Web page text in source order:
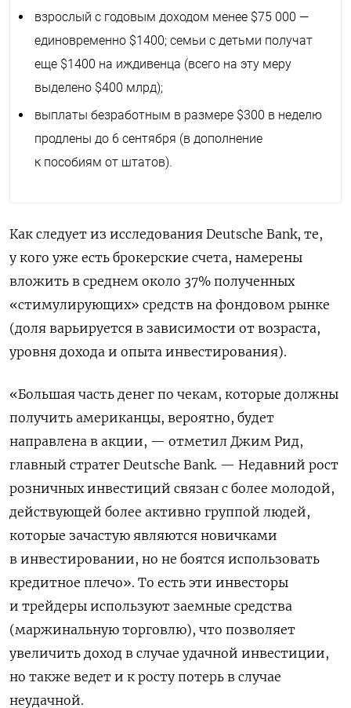
взрослый с годовым доходом менее $75 000 —
единовременно $1400; семьи с детьми получат
еще $1400 на иждивенца (всего на эту меру
выделено $400 млрд);
выплаты безработным в размере $300 в неделю
продлены до 6 сентября (в дополнение
к пособиям от штатов).
Как следует из исследования Deutsche Bank, те,
у кого уже есть брокерские счета, намерены
вложить в среднем около 37% полученных
«стимулирующих» средств на фондовом рынке
(доля варьируется в зависимости от возраста,
уровня дохода и опыта инвестирования).
«Большая часть денег по чекам, которые должны
получить американцы, вероятно, будет
направлена в акции, — отметил Джим Рид,
главный стратег Deutsche Bank. — Недавний рост
розничных инвестиций связан с более молодой,
действующей более активно группой людей,
которые зачастую являются новичками
в инвестировании, но не боятся использовать
кредитное плечо». То есть эти инвесторы
и трейдеры используют заемные средства
(маржинальную торговлю), что позволяет
увеличить доход в случае удачной инвестиции,
но также ведет и к росту потерь в случае
неудачной.